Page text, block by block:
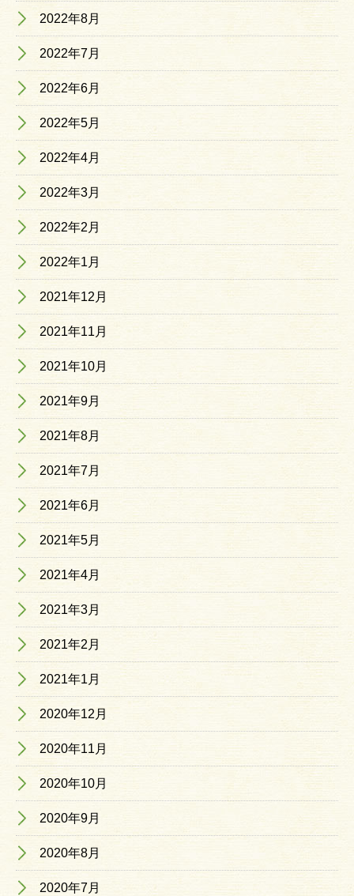
2022年8月
2022年7月
2022年6月
2022年5月
2022年4月
2022年3月
2022年2月
2022年1月
2021年12月
2021年11月
2021年10月
2021年9月
2021年8月
2021年7月
2021年6月
2021年5月
2021年4月
2021年3月
2021年2月
2021年1月
2020年12月
2020年11月
2020年10月
2020年9月
2020年8月
2020年7月